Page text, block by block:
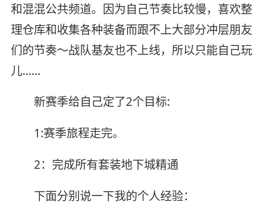
和混混公共频道。因为自己节奏比较慢，喜欢整
理仓库和收集各种装备而跟不上大部分冲层朋友
们的节奏～战队基友也不上线，所以只能自己玩
儿……
新赛季给自己定了2个目标:
1:赛季旅程走完。
2：完成所有套装地下城精通
下面分别说一下我的个人经验：